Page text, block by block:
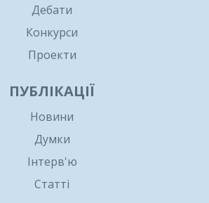
Дебати
Конкурси
Проекти
ПУБЛІКАЦІЇ
Новини
Думки
Інтерв'ю
Статті